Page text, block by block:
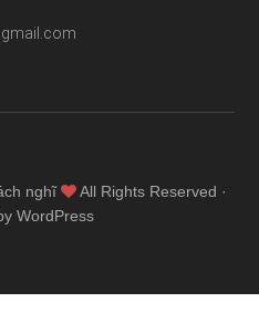
nghĩ
All Rights Reserved ·
WordPress